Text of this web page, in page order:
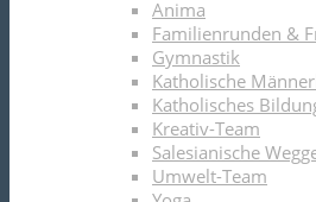
Anima
Familienrunden &
Gymnastik
Katholische
Katholisches
Kreativ-Team
Salesianische
Umwelt-Team